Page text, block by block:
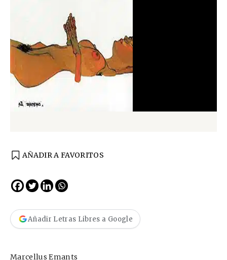
AÑADIR A FAVORITOS
Añadir Letras Libres a Google
Marcellus Emants